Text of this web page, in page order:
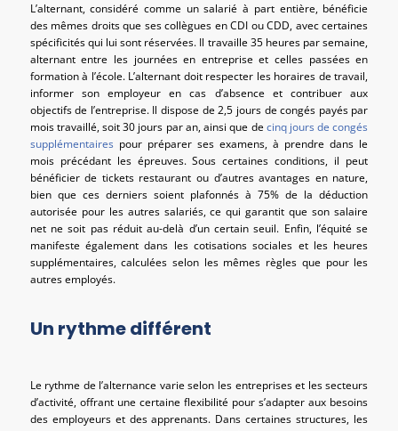
L’alternant, considéré comme un salarié à part entière, bénéficie
des mêmes droits que ses collègues en CDI ou CDD, avec certaines
spécificités qui lui sont réservées. Il travaille 35 heures par semaine,
alternant entre les journées en entreprise et celles passées en
formation à l’école. L’alternant doit respecter les horaires de travail,
informer son employeur en cas d’absence et contribuer aux
objectifs de l’entreprise. Il dispose de 2,5 jours de congés payés par
mois travaillé, soit 30 jours par an, ainsi que decinq jours de congés
supplémentaires pour préparer ses examens, à prendre dans le
mois précédant les épreuves. Sous certaines conditions, il peut
bénéficier de tickets restaurant ou d’autres avantages en nature,
bien que ces derniers soient plafonnés à 75% de la déduction
autorisée pour les autres salariés, ce qui garantit que son salaire
net ne soit pas réduit au-delà d’un certain seuil. Enfin, l’équité se
manifeste également dans les cotisations sociales et les heures
supplémentaires, calculées selon les mêmes règles que pour les
autres employés.
Un rythme différent
Le rythme de l’alternance varie selon les entreprises et les secteurs
d’activité, offrant une certaine flexibilité pour s’adapter aux besoins
des employeurs et des apprenants. Dans certaines structures, les